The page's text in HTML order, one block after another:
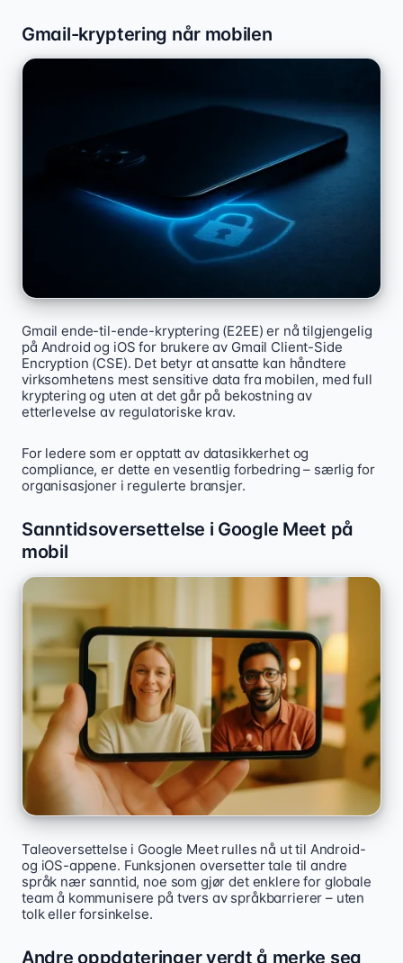
Gmail-kryptering når mobilen
Gmail ende-til-ende-kryptering (E2EE) er nå tilgjengelig
på Android og iOS for brukere av Gmail Client-Side
Encryption (CSE). Det betyr at ansatte kan håndtere
virksomhetens mest sensitive data fra mobilen, med full
kryptering og uten at det går på bekostning av
etterlevelse av regulatoriske krav.
For ledere som er opptatt av datasikkerhet og
compliance, er dette en vesentlig forbedring – særlig for
organisasjoner i regulerte bransjer.
Sanntidsoversettelse i Google Meet på
mobil
Taleoversettelse i Google Meet rulles nå ut til Android-
og iOS-appene. Funksjonen oversetter tale til andre
språk nær sanntid, noe som gjør det enklere for globale
team å kommunisere på tvers av språkbarrierer – uten
tolk eller forsinkelse.
Andre oppdateringer verdt å merke seg